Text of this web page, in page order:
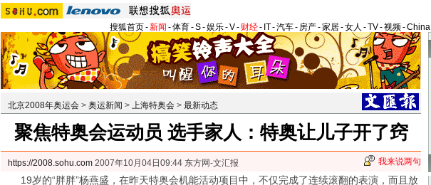
搜狐首页-新闻 -体育-S-娱乐-V- 财经- IT-汽车- 房产-家居-女人 -TV-视频-
北京2008年奥运会 > 奥运新闻 > 上海特奥会 > 最新动态
聚焦特奥会运动员 选手家人：特奥让儿子开了窍
https://2008.sohu.com 2007年10月04日09:44 东方网-文汇报 我来说两句
19岁的“胖胖”杨燕盛，在昨天特奥会机能活动项目中，不仅完成了连续滚翻的表演，而且放